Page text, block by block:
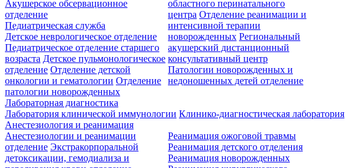
Акушерское обсервационное
отделение
областного перинатального
центра Отделение реанимации и
интенсивной терапии
новорожденных Региональный
акушерский дистанционный
консультативный центр
Патологии новорожденных и
недоношенных детей отделение
Педиатрическая служба
Детское неврологическое отделение
Педиатрическое отделение старшего
возраста Детское пульмонологическое
отделение Отделение детской
онкологии и гематологии Отделение
патологии новорожденных
Лабораторная диагностика
Лаборатория клинической иммунологии Клинико-диагностическая лаборатория
Анестезиология и реанимация
Анестезиологии и реанимации
отделение Экстракорпоральной
детоксикации, гемодиализа и
Реанимация ожоговой травмы
Реанимация детского отделения
Реанимация новорожденных